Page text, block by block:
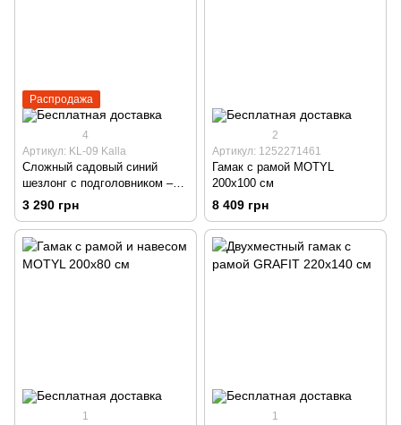
Распродажа
4
Артикул: KL-09 Kalla
Сложный садовый синий
шезлонг с подголовником –
многопозиционный для сада,
террасы и пляжа.
3 290 грн
2
Артикул: 1252271461
Гамак с рамой MOTYL
200х100 см
8 409 грн
1
1